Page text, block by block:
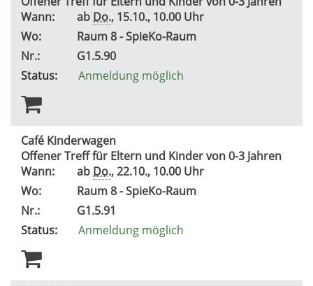
Wann:
ab Do., 15.10., 10.00 Uhr
Wo:
Raum 8 - SpieKo-Raum
Nr.:
G1.5.90
Status:
Anmeldung möglich
Café Kinderwagen
Offener Treff für Eltern und Kinder von 0-3 Jahren
Wann:
ab Do., 22.10., 10.00 Uhr
Wo:
Raum 8 - SpieKo-Raum
Nr.:
G1.5.91
Status:
Anmeldung möglich